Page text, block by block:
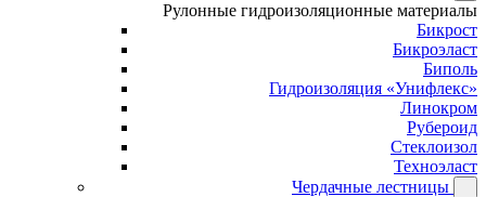
Рулонные гидроизоляционные материалы
Бикрост
Бикроэласт
Биполь
Гидроизоляция «Унифлекс»
Линокром
Рубероид
Стеклоизол
Техноэласт
Чердачные лестницы